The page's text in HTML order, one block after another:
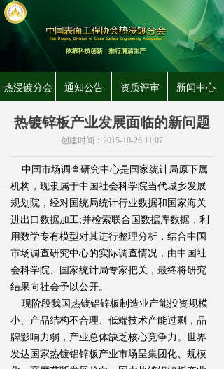
热浸镀分会 通知公告 资质评审 新闻中心
热镀锌板产业发展面临的新问题
创建时间： 2015-10-26 11:07
中国市场调查研究中心是国家统计局原下属
机构，现隶属于中国社会科学院当代城乡发展
规划院，经对国统局统计行业数据和国家海关
进出口数据加工;并检索联合国数据库数据，利
用数学专有模型对其进行整理分析，结合中国
市场调查研究中心的实际调查情况，由中国社
会科学院、国家统计局专家把关，最终将研究
结果向社会予以公开。
现阶段我国热镀铝锌板制造业产能投资规模
小、产品结构不合理、低端技术产能过剩，品
牌影响力弱，产业总体缺乏核心竞争力。世界
发达国家热镀铝锌板产业市场呈集团化、规模